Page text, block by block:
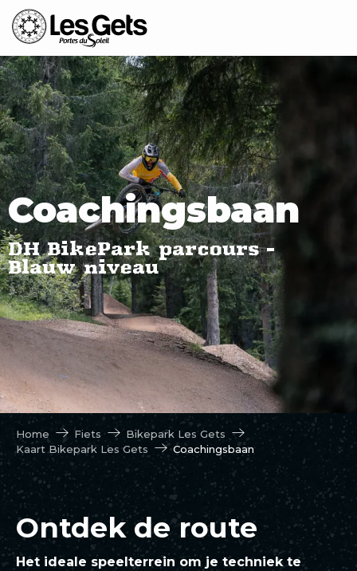
Aller
au
contenu
principal
Coachingsbaan
DH BikePark parcours -
Blauw niveau
Home Fiets
Bikepark Les Gets
Kaart Bikepark Les Gets
Coachingsbaan
Ontdek de route
Het ideale speelterrein om je techniek te